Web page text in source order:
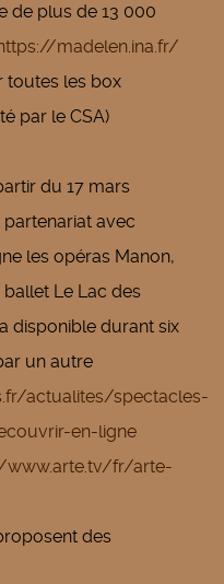
de plus de 13 000
madelen.ina.fr/
toutes les box
par le CSA)
du 17 mars
partenariat avec
les opéras Manon,
Le Lac des
disponible durant six
un autre
actualites/spectacles-
en-ligne
www.arte.tv/fr/arte-
des